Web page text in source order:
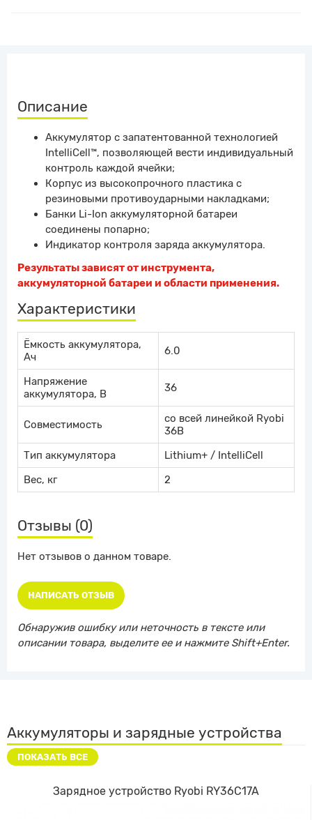
Описание
Аккумулятор с запатентованной технологией
IntelliCell™, позволяющей вести индивидуальный
контроль каждой ячейки;
Корпус из высокопрочного пластика с
резиновыми противоударными накладками;
Банки Li-Ion аккумуляторной батареи
соединены попарно;
Индикатор контроля заряда аккумулятора.
Результаты зависят от инструмента,
аккумуляторной батареи и области применения.
Характеристики
Ёмкость аккумулятора,
Ач
6.0
Напряжение
аккумулятора, В
36
Совместимость
со всей линейкой Ryobi
36В
Тип аккумулятора
Lithium+ / IntelliCell
Вес, кг
2
Отзывы (0)
Нет отзывов о данном товаре.
НАПИСАТЬ ОТЗЫВ
Обнаружив ошибку или неточность в тексте или
описании товара, выделите ее и нажмите Shift+Enter.
Аккумуляторы и зарядные устройства
ПОКАЗАТЬ ВСЕ
Зарядное устройство Ryobi RY36C17A